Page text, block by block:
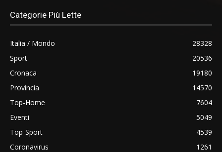
Categorie Più Lette
Italia / Mondo
28328
Sport
20536
Cronaca
19180
Provincia
14570
Top-Home
7604
Eventi
5049
Top-Sport
4539
Coronavirus
1261